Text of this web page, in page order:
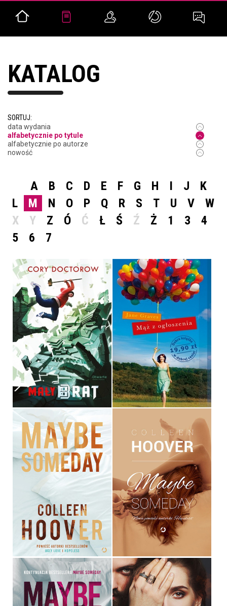
KATALOG
SORTUJ:
data wydania
alfabetycznie po tytule
alfabetycznie po autorze
nowość
A B C D E F G H I J
K
L
M N O P Q R S T U V
W
X
Y Z Ó Ć Ł Ś Ź Ż 1 3
4
5
6 7
MAŁY BRAT
CORY DOCTOROW
OPRAWA MIĘKKA
32,90 ZŁ
MĄŻ Z OGŁOSZENIA
JANE GRAVES
POCKET
19,90 ZŁ
MAYBE SOMEDAY
COLLEEN HOOVER
39,90 ZŁ
MAYBE SOMEDAY
COLLEEN HOOVER
OPRAWA MIĘKKA
36,90 ZŁ